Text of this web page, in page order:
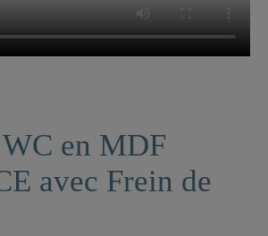
en MDF
avec Frein de